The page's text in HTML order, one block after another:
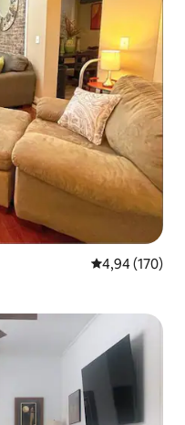
4,94 de uma
4,94 (170)